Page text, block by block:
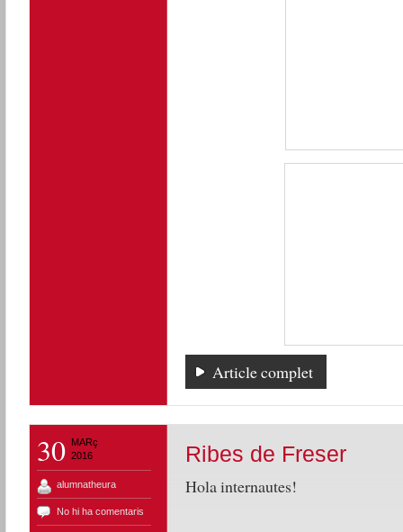
Article complet
30
MARç
2016
alumnatheura
No hi ha comentaris
Ribes de Freser
Hola internautes!